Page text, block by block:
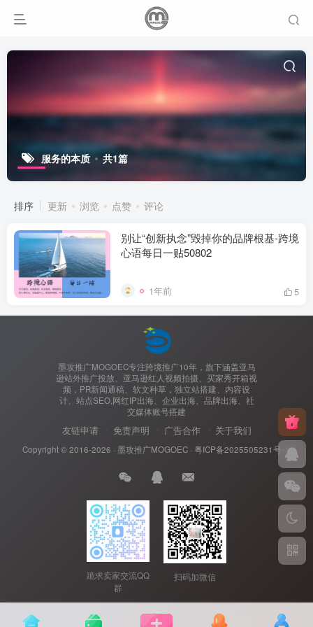
服务的本质 共1篇
排序 更新 浏览 点赞 评论
别让“创新执念”毁掉你的品牌根基-跨境
心语每日一贴50802
1年前 5
墨攻推广MOGOEC专注跨境推广10年，旗下涵盖亚马
逊站外推广投放、亚马逊红人视频拍摄、买家秀开箱视
频，PR新闻通稿、软文种草，独立站搭建、内容设
计、站点SEO,网红IP出海、企业出海、品牌出海、社
交媒体账号搭建
友链申请 免责声明 广告合作 关于我们
Copyright © 2016-2026 · 墨攻推广MOGOEC· 粤ICP备2025505231号-1.
跪求卖家交流QQ
群
扫码加微信